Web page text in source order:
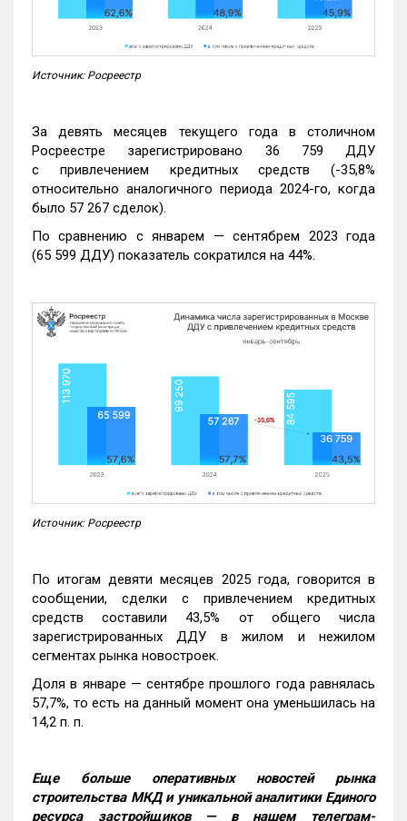
Источник: Росреестр
За девять месяцев текущего года в столичном
Росреестре зарегистрировано 36 759 ДДУ
с привлечением кредитных средств (-35,8%
относительно аналогичного периода 2024-го, когда
было 57 267 сделок).
По сравнению с январем — сентябрем 2023 года
(65 599 ДДУ) показатель сократился на 44%.
Источник: Росреестр
По итогам девяти месяцев 2025 года, говорится в
сообщении, сделки с привлечением кредитных
средств составили 43,5% от общего числа
зарегистрированных ДДУ в жилом и нежилом
сегментах рынка новостроек.
Доля в январе — сентябре прошлого года равнялась
57,7%, то есть на данный момент она уменьшилась на
14,2 п. п.
Еще больше оперативных новостей рынка
строительства МКД и уникальной аналитики Единого
ресурса застройщиков — в нашем телеграм-